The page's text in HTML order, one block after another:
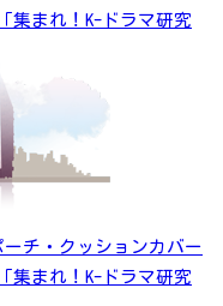
集まれ！K-ドラマ研究
チ・クッションカバー
集まれ！K-ドラマ研究